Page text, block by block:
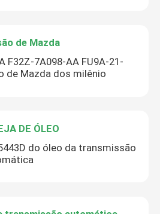
de Mazda
F32Z-7A098-AA FU9A-21-
de Mazda dos milênio
DE ÓLEO
do óleo da transmissão